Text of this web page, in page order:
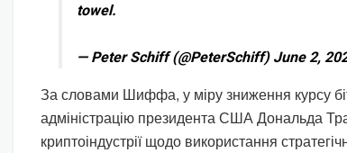
towel.
— Peter Schiff (@PeterSchiff) June 2,
За словами Шиффа, у міру зниження курсу
адміністрацію президента США Дональда
криптоіндустрії щодо використання